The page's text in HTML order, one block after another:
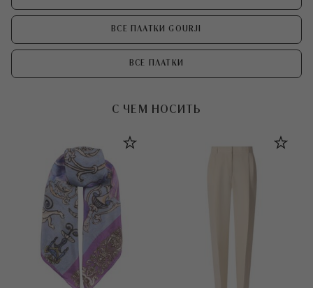
ВСЕ ПЛАТКИ GOURJI
ВСЕ ПЛАТКИ
С ЧЕМ НОСИТЬ